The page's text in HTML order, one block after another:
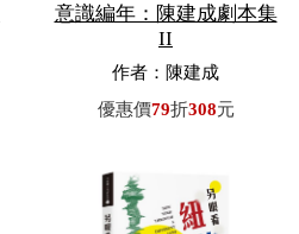
意識編年：陳建成劇本集
II
作者：陳建成
優惠價79折308元